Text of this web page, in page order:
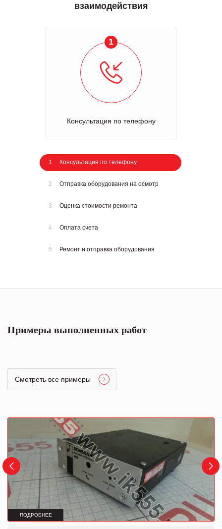
взаимодействия
1
Консультация по телефону
1 Консультация по телефону
2 Отправка оборудования на осмотр
3 Оценка стоимости ремонта
4 Оплата счета
5 Ремонт и отправка оборудования
Примеры выполненных работ
Смотреть все примеры
ПОДРОБНЕЕ